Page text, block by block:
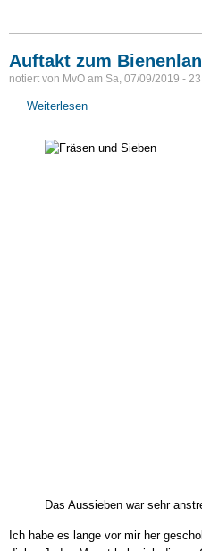
Auftakt zum
notiert von MvO am Sa, 07/09/2019 -
Weiterlesen
Das Aussieben war sehr
Ich habe es lange vor mir her